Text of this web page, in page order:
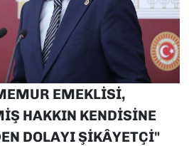
EMEKLİSİ,
HAKKIN KENDİSİNE
DOLAYI ŞİKÂYETÇİ"